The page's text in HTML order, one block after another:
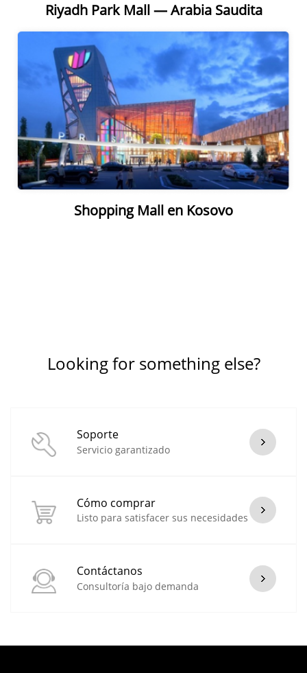
Riyadh Park Mall — Arabia Saudita
Shopping Mall en Kosovo
Looking for something else?
Soporte
Servicio garantizado
Cómo comprar
Listo para satisfacer sus necesidades
Contáctanos
Consultoría bajo demanda